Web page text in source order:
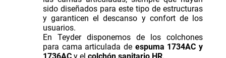
sido diseñados para este tipo de estructuras
y garanticen el descanso y confort de los
usuarios.
En Teyder disponemos de los colchones
para cama articulada de espuma 1734AC y